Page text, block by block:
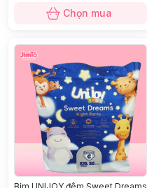
Chọn mua